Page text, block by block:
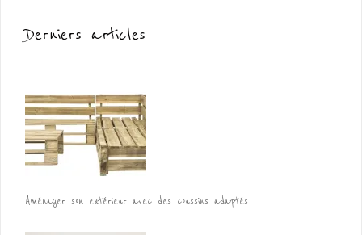
Derniers articles
Aménager son extérieur avec des coussins adaptés